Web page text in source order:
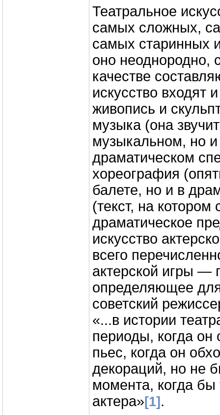
Театральное
самых сложных,
самых старинных
оно неоднородно,
качестве
искусство входят
живопись и
музыка (она
музыкальном, но и
драматическом
хореография
балете, но и в
(текст, на котором
драматическое
искусство
всего
актерской игры —
определяющее
советский
«...в истории
периоды, когда он
пьес, когда он
декораций, но не
момента, когда бы
актера» [1] .